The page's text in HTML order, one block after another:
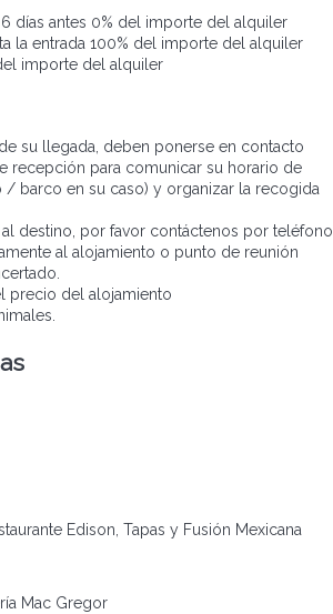
días antes 0% del importe del alquiler
la entrada 100% del importe del alquiler
importe del alquiler
su llegada, deben ponerse en contacto
recepción para comunicar su horario de
/ barco en su caso) y organizar la recogida
destino, por favor contáctenos por teléfono
al alojamiento o punto de reunión
precio del alojamiento
Edison, Tapas y Fusión Mexicana
Mac Gregor